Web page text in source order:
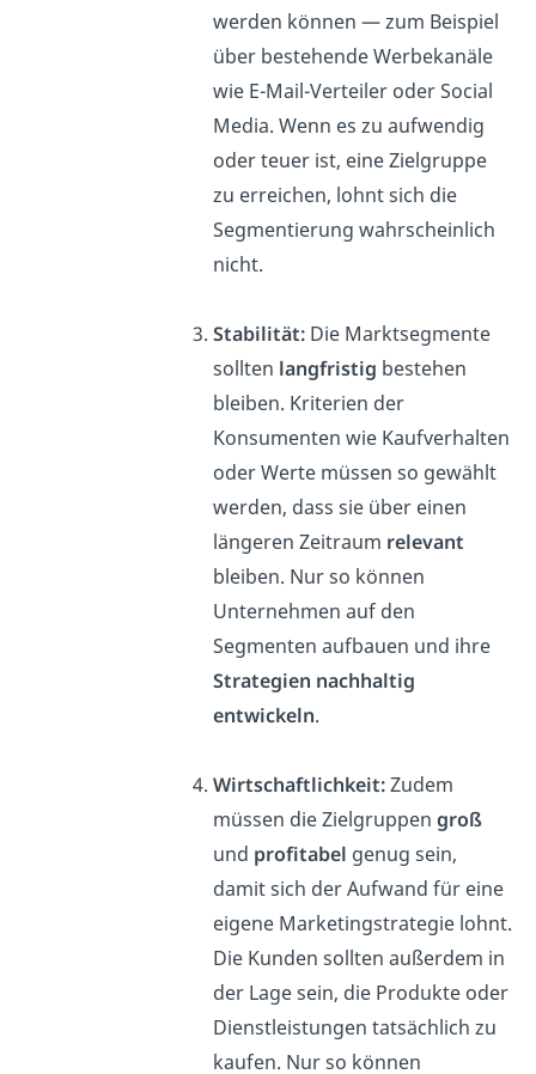
werden können — zum Beispiel
über bestehende Werbekanäle
wie E-Mail-Verteiler oder Social
Media. Wenn es zu aufwendig
oder teuer ist, eine Zielgruppe
zu erreichen, lohnt sich die
Segmentierung wahrscheinlich
nicht.
Stabilität: Die Marktsegmente
sollten langfristig bestehen
bleiben. Kriterien der
Konsumenten wie Kaufverhalten
oder Werte müssen so gewählt
werden, dass sie über einen
längeren Zeitraum relevant
bleiben. Nur so können
Unternehmen auf den
Segmenten aufbauen und ihre
Strategien nachhaltig
entwickeln.
Wirtschaftlichkeit:Zudem
müssen die Zielgruppen groß
und profitabel genug sein,
damit sich der Aufwand für eine
eigene Marketingstrategie lohnt.
Die Kunden sollten außerdem in
der Lage sein, die Produkte oder
Dienstleistungen tatsächlich zu
kaufen. Nur so können